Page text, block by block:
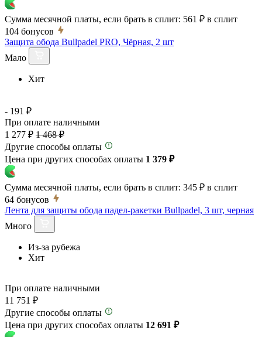
Сумма месячной платы, если брать в сплит: 561 ₽ в сплит
104 бонусов
Защита обода Bullpadel PRO, Чёрная, 2 шт
Мало
Хит
- 191 ₽
При оплате наличными
1 277 ₽ 1 468 ₽
Другие способы оплаты
Цена при других способах оплаты 1 379 ₽
Сумма месячной платы, если брать в сплит: 345 ₽ в сплит
64 бонусов
Лента для защиты обода падел-ракетки Bullpadel, 3 шт, черная
Много
Из-за рубежа
Хит
При оплате наличными
11 751 ₽
Другие способы оплаты
Цена при других способах оплаты 12 691 ₽